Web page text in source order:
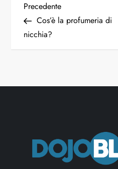
Precedente
Cos’è la profumeria di
nicchia?